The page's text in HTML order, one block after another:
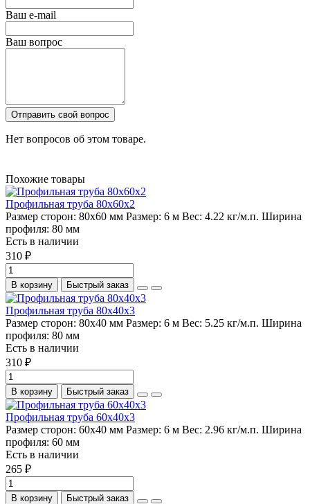
Ваш e-mail
Ваш вопрос
Отправить свой вопрос
Нет вопросов об этом товаре.
Похожие товары
Профильная труба 80х60х2
Размер сторон: 80х60 мм Размер: 6 м Вес: 4.22 кг/м.п. Ширина
профиля: 80 мм
Есть в наличии
310 ₽
В корзину Быстрый заказ
Профильная труба 80х40х3
Размер сторон: 80х40 мм Размер: 6 м Вес: 5.25 кг/м.п. Ширина
профиля: 80 мм
Есть в наличии
310 ₽
В корзину Быстрый заказ
Профильная труба 60х40х3
Размер сторон: 60х40 мм Размер: 6 м Вес: 2.96 кг/м.п. Ширина
профиля: 60 мм
Есть в наличии
265 ₽
В корзину Быстрый заказ